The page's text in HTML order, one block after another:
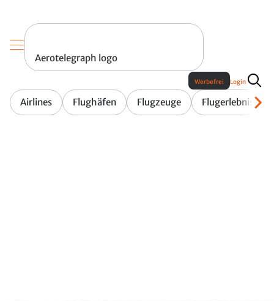
Aerotelegraph logo
Airlines Flughäfen Flugzeuge Flugerlebnis
Werbefrei Login